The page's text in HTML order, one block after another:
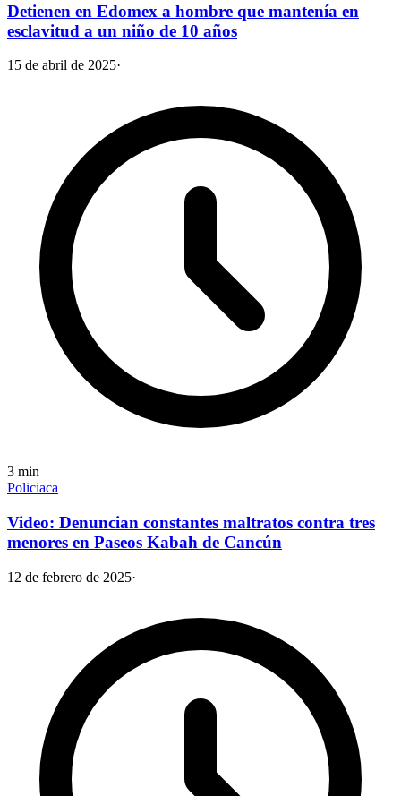
Detienen en Edomex a hombre que mantenía en
esclavitud a un niño de 10 años
15 de abril de 2025·
3 min
Policiaca
Video: Denuncian constantes maltratos contra tres
menores en Paseos Kabah de Cancún
12 de febrero de 2025·